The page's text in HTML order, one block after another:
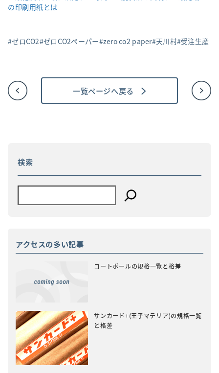
の印刷用紙とは
ゼロCO2 ゼロCO2ペーパー zero co2 paper 天川村 受注生産
一覧ページへ戻る
検索
アクセスの多い記事
コートボールの規格一覧と格差
サンカード+(王子マテリア)の規格一覧
と格差